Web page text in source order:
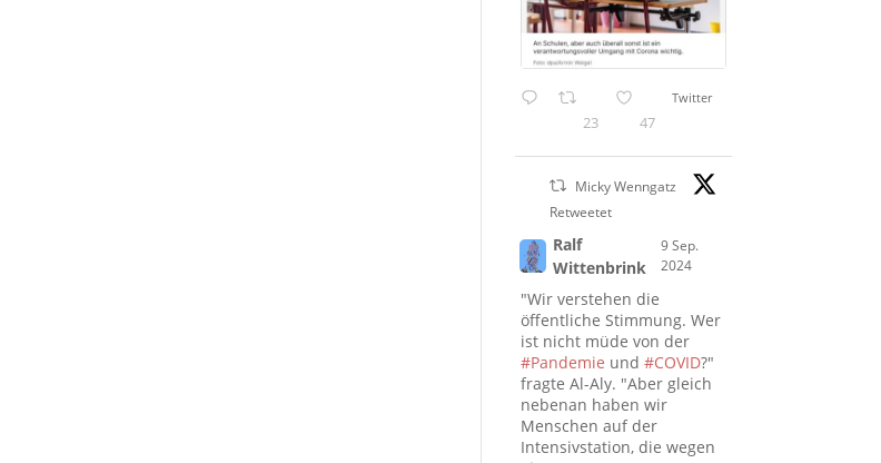
23 47
Twitter
Micky Wenngatz
Retweetet
Ralf
Wittenbrink
9 Sep.
2024
"Wir verstehen die
öffentliche Stimmung. Wer
ist nicht müde von der
#Pandemie und#COVID?"
fragte Al-Aly. "Aber gleich
nebenan haben wir
Menschen auf der
Intensivstation, die wegen